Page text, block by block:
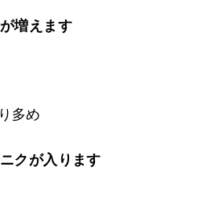
増えます
多め
クが入ります